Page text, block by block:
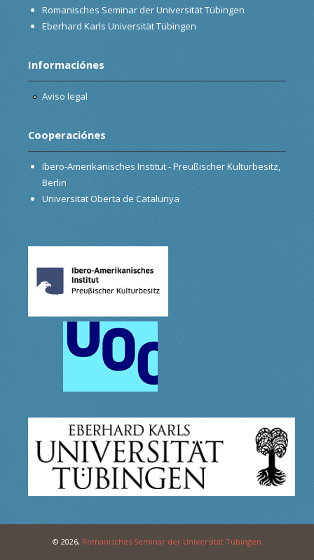
Romanisches Seminar der Universität Tübingen
Eberhard Karls Universität Tübingen
Informaciónes
Aviso legal
Cooperaciónes
Ibero-Amerikanisches Institut - Preußischer Kulturbesitz,
Berlin
Universitat Oberta de Catalunya
© 2026, Romanisches Seminar der Universität Tübingen